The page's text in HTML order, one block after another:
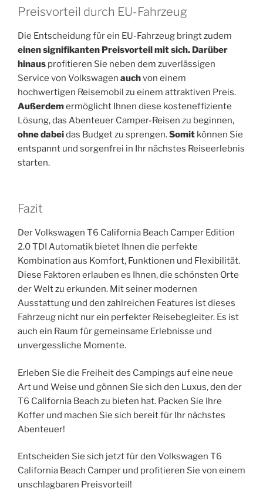
Preisvorteil durch EU-Fahrzeug
Die Entscheidung für ein EU-Fahrzeug bringt zudem
einen signifikanten Preisvorteil mit sich. Darüber
hinaus profitieren Sie neben dem zuverlässigen
Service von Volkswagen auchvon einem
hochwertigen Reisemobil zu einem attraktiven Preis.
Außerdemermöglicht Ihnen diese kosteneffiziente
Lösung, das Abenteuer Camper-Reisen zu beginnen,
ohne dabeidas Budget zu sprengen.Somit können Sie
entspannt und sorgenfrei in Ihr nächstes Reiseerlebnis
starten.
Fazit
Der Volkswagen T6 California Beach Camper Edition
2.0 TDI Automatik bietet Ihnen die perfekte
Kombination aus Komfort, Funktionen und Flexibilität.
Diese Faktoren erlauben es Ihnen, die schönsten Orte
der Welt zu erkunden. Mit seiner modernen
Ausstattung und den zahlreichen Features ist dieses
Fahrzeug nicht nur ein perfekter Reisebegleiter. Es ist
auch ein Raum für gemeinsame Erlebnisse und
unvergessliche Momente.
Erleben Sie die Freiheit des Campings auf eine neue
Art und Weise und gönnen Sie sich den Luxus, den der
T6 California Beach zu bieten hat. Packen Sie Ihre
Koffer und machen Sie sich bereit für Ihr nächstes
Abenteuer!
Entscheiden Sie sich jetzt für den Volkswagen T6
California Beach Camper und profitieren Sie von einem
unschlagbaren Preisvorteil!